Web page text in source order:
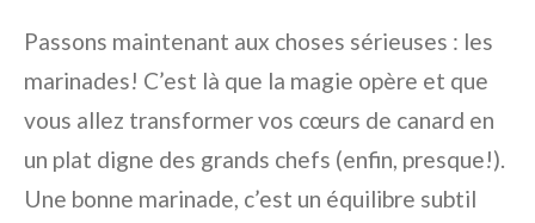
Passons maintenant aux choses sérieuses : les
marinades! C’est là que la magie opère et que
vous allez transformer vos cœurs de canard en
un plat digne des grands chefs (enfin, presque!).
Une bonne marinade, c’est un équilibre subtil